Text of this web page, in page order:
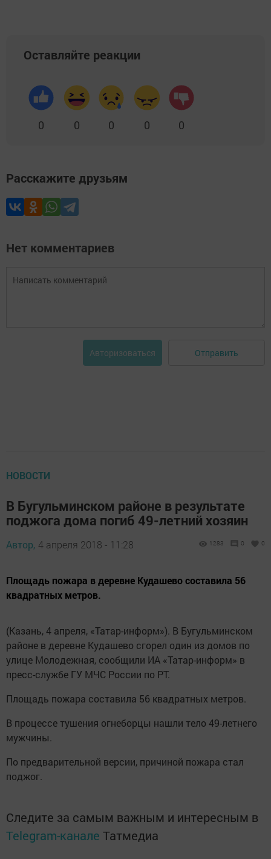
Оставляйте реакции
0 0 0 0 0
Расскажите друзьям
Нет комментариев
Авторизоваться Отправить
НОВОСТИ
В Бугульминском районе в результате
поджога дома погиб 49-летний хозяин
Автор, 4 апреля 2018 - 11:28 1283 0 0
Площадь пожара в деревне Кудашево составила 56
квадратных метров.
(Казань, 4 апреля, «Татар-информ»). В Бугульминском
районе в деревне Кудашево сгорел один из домов по
улице Молодежная, сообщили ИА «Татар-информ» в
пресс-службе ГУ МЧС России по РТ.
Площадь пожара составила 56 квадратных метров.
В процессе тушения огнеборцы нашли тело 49-летнего
мужчины.
По предварительной версии, причиной пожара стал
поджог.
Следите за самым важным и интересным в
Telegram-канале Татмедиа